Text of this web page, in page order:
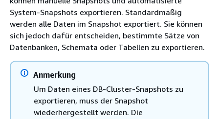
System-Snapshots exportieren. Standardmäßig
werden alle Daten im Snapshot exportiert. Sie können
sich jedoch dafür entscheiden, bestimmte Sätze von
Datenbanken, Schemata oder Tabellen zu exportieren.
Anmerkung
Um Daten eines DB-Cluster-Snapshots zu
exportieren, muss der Snapshot
wiederhergestellt werden. Die